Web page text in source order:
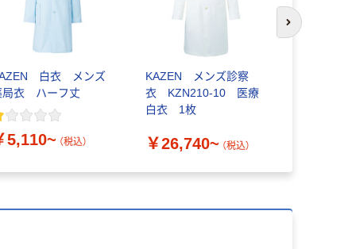
白衣 メンズ
局衣 ハーフ丈
5,110~ （税込）
KAZEN メンズ診察
衣 KZN210-10 医療
白衣 1枚
￥26,740~ （税込）
次のスライド